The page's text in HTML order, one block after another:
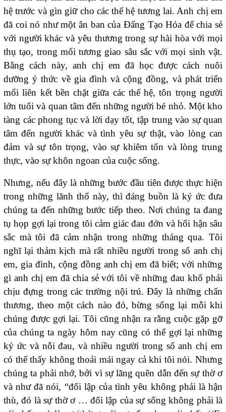
hệ trước và gìn giữ cho các thế hệ tương lai. Anh chị em
đã coi nó như một ân ban của Đấng Tạo Hóa để chia sẻ
với người khác và yêu thương trong sự hài hòa với mọi
thụ tạo, trong mối tương giao sâu sắc với mọi sinh vật.
Bằng cách này, anh chị em đã học được cách nuôi
dưỡng ý thức về gia đình và cộng đồng, và phát triển
mối liên kết bền chặt giữa các thế hệ, tôn trọng người
lớn tuổi và quan tâm đến những người bé nhỏ. Một kho
tàng các phong tục và lời dạy tốt, tập trung vào sự quan
tâm đến người khác và tình yêu sự thật, vào lòng can
đảm và sự tôn trọng, vào sự khiêm tốn và lòng trung
thực, vào sự khôn ngoan của cuộc sống.
Nhưng, nếu đây là những bước đầu tiên được thực hiện
trong những lãnh thổ này, thì đáng buồn là ký ức đưa
chúng ta đến những bước tiếp theo. Nơi chúng ta đang
tụ họp gợi lại trong tôi cảm giác đau đớn và hối hận sâu
sắc mà tôi đã cảm nhận trong những tháng qua. Tôi
nghĩ lại thảm kịch mà rất nhiều người trong số anh chị
em, gia đình, cộng đồng anh chị em đã biết; với những
gì anh chị em đã chia sẻ với tôi về những đau khổ phải
chịu đựng trong các trường nội trú. Đây là những chấn
thương, theo một cách nào đó, bừng sống lại mỗi khi
chúng được gợi lại. Tôi cũng nhận ra rằng cuộc gặp gỡ
của chúng ta ngày hôm nay cũng có thể gợi lại những
ký ức và nỗi đau, và nhiều người trong số anh chị em
có thể thấy không thoải mái ngay cả khi tôi nói. Nhưng
chúng ta phải nhớ, bởi vì sự lãng quên dẫn đến sự thờ ơ
và như đã nói, “đối lập của tình yêu không phải là hận
thù, đó là sự thờ ơ … đối lập của sự sống không phải là